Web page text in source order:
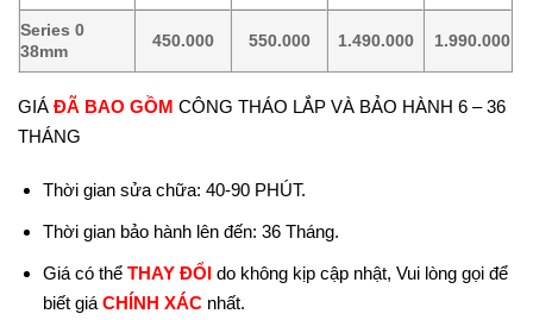
Series 0
38mm
450.000 550.000 1.490.000 1.990.000
GIÁ ĐÃ BAO GỒM CÔNG THÁO LẮP VÀ BẢO HÀNH 6 – 36
THÁNG
Thời gian sửa chữa: 40-90 PHÚT.
Thời gian bảo hành lên đến: 36 Tháng.
Giá có thể THAY ĐỔIdo không kịp cập nhật, Vui lòng gọi để
biết giá CHÍNH XÁCnhất.